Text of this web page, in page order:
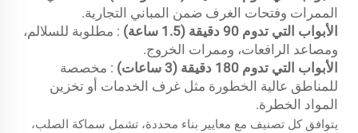
الممرات وفتحات الغرف ضمن المباني التجارية.
الأبواب التي تدوم 90 دقيقة (1.5 ساعة)
: مطلوبة للسلالم،
ومصاعد الرافعات، وممرات الخروج.
الأبواب التي تدوم 180 دقيقة (3 ساعات)
: مخصصة
للمناطق عالية الخطورة مثل غرف الخدمات أو تخزين
المواد الخطرة.
يتوافق كل تصنيف مع معايير بناء محددة، تشمل سماكة الصلب،